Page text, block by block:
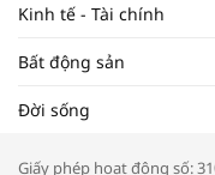
Kinh tế - Tài chính
Bất động sản
Đời sống
Giấy phép hoạt động số: